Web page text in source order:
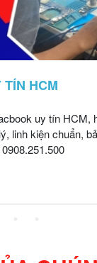
HCM
uy tín HCM,
linh kiện chuẩn,